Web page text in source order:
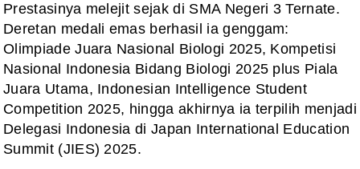
Prestasinya melejit sejak di SMA Negeri 3 Ternate.
Deretan medali emas berhasil ia genggam:
Olimpiade Juara Nasional Biologi 2025, Kompetisi
Nasional Indonesia Bidang Biologi 2025 plus Piala
Juara Utama, Indonesian Intelligence Student
Competition 2025, hingga akhirnya ia terpilih menjadi
Delegasi Indonesia di Japan International Education
Summit (JIES) 2025.